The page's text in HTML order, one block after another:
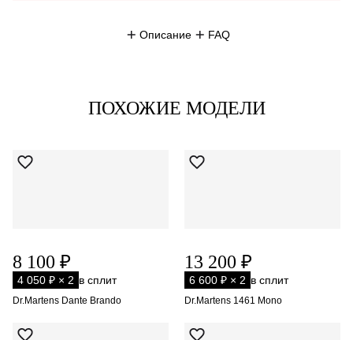
Описание FAQ
ПОХОЖИЕ МОДЕЛИ
8 100 ₽
4 050 ₽ × 2 в сплит
Dr.Martens Dante Brando
13 200 ₽
6 600 ₽ × 2 в сплит
Dr.Martens 1461 Mono